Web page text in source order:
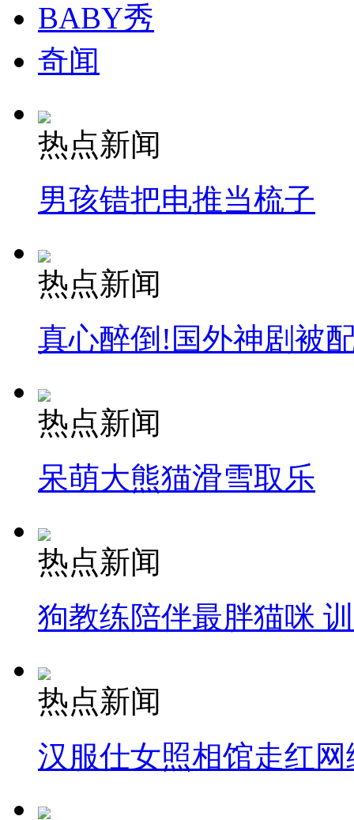
纽约上演“枕头大战”
BABY秀
奇闻
热点新闻
男孩错把电推当梳子
热点新闻
真心醉倒!国外神剧被
热点新闻
呆萌大熊猫滑雪取乐
热点新闻
狗教练陪伴最胖猫咪
热点新闻
汉服仕女照相馆走红网